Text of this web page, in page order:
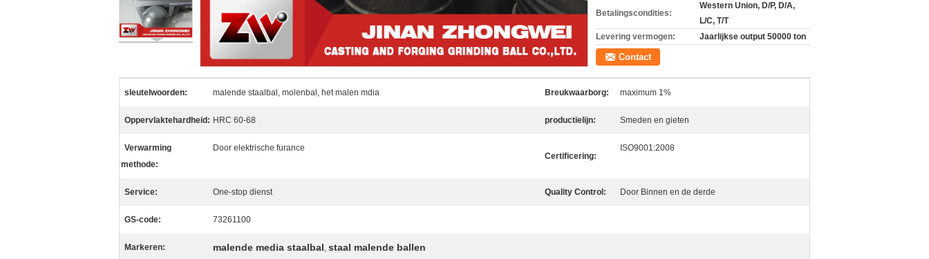
Betalingscondities:
Western Union, D/P, D/A,
L/C, T/T
Levering vermogen:
Jaarlijkse output 50000 ton
Contact
sleutelwoorden: malende staalbal, molenbal, het malen mdia Breukwaarborg: maximum 1%
Oppervlaktehardheid: HRC 60-68 productielijn: Smeden en gieten
Verwarming
methode:
Door elektrische furance
Certificering:
ISO9001:2008
Service: One-stop dienst Quality Control: Door Binnen en de derde
GS-code: 73261100
Markeren: malende media staalbal, staal malende ballen